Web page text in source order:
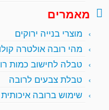
מאמרים
מוצרי בנייה ירוקים
מהי רובה אולטרה
טבלה לחישוב כמות
טבלת צבעים לרובה
שימוש ברובה